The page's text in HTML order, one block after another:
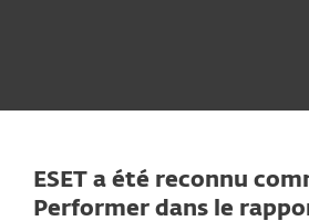
ESET a été reconnu
Performer dans le